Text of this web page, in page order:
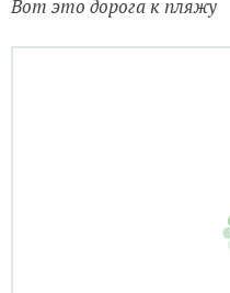
Вот это дорога к пляжу